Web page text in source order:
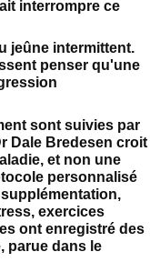
interrompre ce
jeûne intermittent.
penser qu'une
sont suivies par
Dale Bredesen croit
et non une
personnalisé
exercices
ont enregistré des
parue dans le